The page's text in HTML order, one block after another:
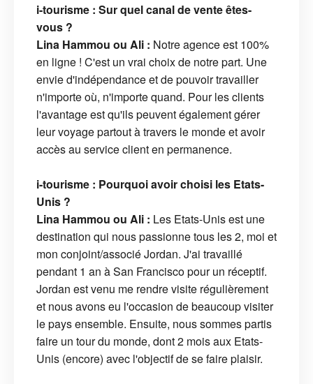
i-tourisme : Sur quel canal de vente êtes-
vous ?
Lina Hammou ou Ali : Notre agence est 100%
en ligne ! C'est un vrai choix de notre part. Une
envie d'indépendance et de pouvoir travailler
n'importe où, n'importe quand. Pour les clients
l'avantage est qu'ils peuvent également gérer
leur voyage partout à travers le monde et avoir
accès au service client en permanence.
i-tourisme : Pourquoi avoir choisi les Etats-
Unis ?
Lina Hammou ou Ali : Les Etats-Unis est une
destination qui nous passionne tous les 2, moi et
mon conjoint/associé Jordan. J'ai travaillé
pendant 1 an à San Francisco pour un réceptif.
Jordan est venu me rendre visite régulièrement
et nous avons eu l'occasion de beaucoup visiter
le pays ensemble. Ensuite, nous sommes partis
faire un tour du monde, dont 2 mois aux Etats-
Unis (encore) avec l'objectif de se faire plaisir.